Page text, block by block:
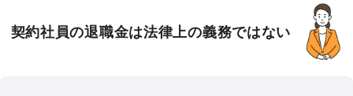
契約社員の退職金は法律上の義務ではない